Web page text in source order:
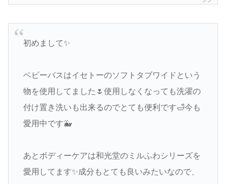
初めまして✨
ベビーバスはイセトーのソフトタブワイドという
物を使用してました🌷使用しなくなっても洗濯の
付け置き洗いも出来るのでとても便利です🛁今も
愛用中です🐳
あとボディーケアは和光堂のミルふわシリーズを
愛用してます✨成分もとても良いみたいなので、